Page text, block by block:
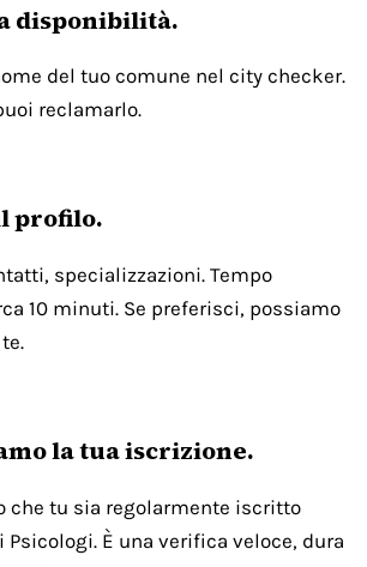
disponibilità.
del tuo comune nel city checker.
reclamarlo.
profilo.
specializzazioni. Tempo
10 minuti. Se preferisci, possiamo
la tua iscrizione.
che tu sia regolarmente iscritto
Psicologi. È una verifica veloce, dura